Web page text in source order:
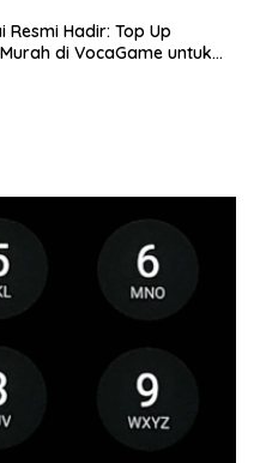
Resmi Hadir: Top Up
di VocaGame untuk